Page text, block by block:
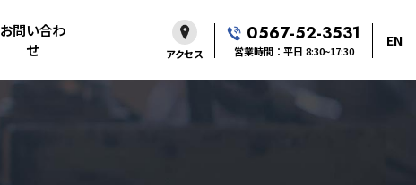
お問い合わ
せ
アクセス
0567-52-3531
営業時間：平日 8:30~17:30
EN